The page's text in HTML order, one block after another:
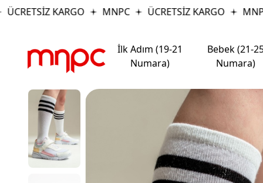
KARGO MNPC ÜCRETSİZ KARGO MNPC
İlk Adım (19-21
Numara)
Bebek (21-
Numara)